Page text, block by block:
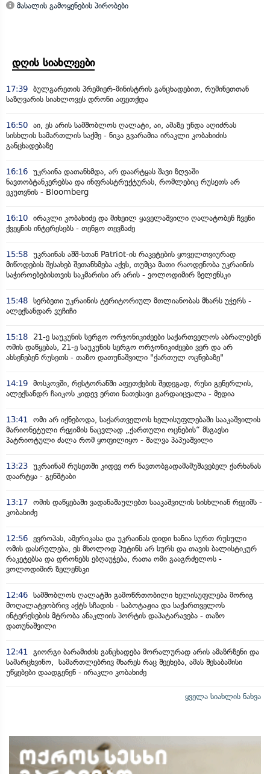
მასალის გამოყენების პირობები
დღის სიახლეები
17:39 ბულგარეთის პრემიერ-მინისტრის განცხადებით, რუმინეთთან
საზღვარის სიახლოვეს დრონი აფეთქდა
16:50 აი, ეს არის სამშობლოს ღალატი, აი, ამაზე უნდა აღიძრას
სისხლის სამართლის საქმე - ნიკა გვარამია ირაკლი კობახიძის
განცხადებაზე
16:16 უკრაინა დათანხმდა, არ დაარტყას შავი ზღვაში
ნავთობტანკერებსა და ინფრასტრუქტურას, რომლებიც რუსეთს არ
ეკუთვნის - Bloomberg
16:10 ირაკლი კობახიძე და მიხეილ ყაველაშვილი ღალატობენ ჩვენი
ქვეყნის ინტერესებს - თენგო თევზაძე
15:58 უკრაინას აშშ-სთან Patriot-ის რაკეტების ყოველთვიურად
მიწოდების შესახებ შეთანხმება აქვს, თუმცა მათი რაოდენობა უკრაინის
საჭიროებებისთვის საკმარისი არ არის - ვოლოდიმირ ზელენსკი
15:48 სერბეთი უკრაინის ტერიტორიულ მთლიანობას მხარს უჭერს -
ალექსანდარ ვუჩიჩი
15:18
21-ე საუკუნის სერგო ორჯონიკიძეები საქართველოს აბრალებენ
ომის დაწყებას, 21-ე საუკუნის სერგო ორჯონიკიძეები ვერ და არ
ახსენებენ რუსეთს - თაზო დათუნაშვილი "ქართულ ოცნებაზე"
14:19 მოსკოვში, რესტორანში აფეთქების შედეგად, რუსი გენერლის,
ალექსანდრ ჩაიკოს კიდევ ერთი ნათესავი გარდაიცვალა - მედია
13:41
ომი არ იქნებოდა, საქართველოს ხელისუფლებაში სააკაშვილის
მარიონეტული რეჟიმის ნაცვლად „ქართული ოცნების“ მსგავსი
პატრიოტული ძალა რომ ყოფილიყო - შალვა პაპუაშვილი
13:23 უკრაინამ რუსეთში კიდევ ორ ნავთობგადამამუშავებელ ქარხანას
დაარტყა - გენშტაბი
13:17 ომის დაწყებაში ვადანაშაულებთ სააკაშვილის სისხლიან რეჟიმს -
კობახიძე
12:56 ევროპას, ამერიკასა და უკრაინას დიდი ხანია სურთ რუსული
ომის დასრულება, ეს მხოლოდ პუტინს არ სურს და თავის ბალისტიკურ
რაკეტებსა და დრონებს ებღაუჭება, რათა ომი გააგრძელოს -
ვოლოდიმირ ზელენსკი
12:46 სამშობლოს ღალატში გამოწრთობილი ხელისუფლება მორიგ
მოღალატეობრივ აქტს სჩადის - საბოტაჟია და საქართველოს
ინტერესების მტრობა ანაკლიის პორტის დაპატარავება - თაზო
დათუნაშვილი
12:41
გიორგი ბარამიძის განცხადება მორალურად არის ამაზრზენი და
სამარცხვინო, სამართლებრივ მხარეს რაც შეეხება, ამას შესაბამისი
უწყებები დაადგენენ - ირაკლი კობახიძე
ყველა სიახლის ნახვა